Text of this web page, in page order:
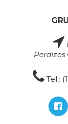
Perdizes
Tel.: